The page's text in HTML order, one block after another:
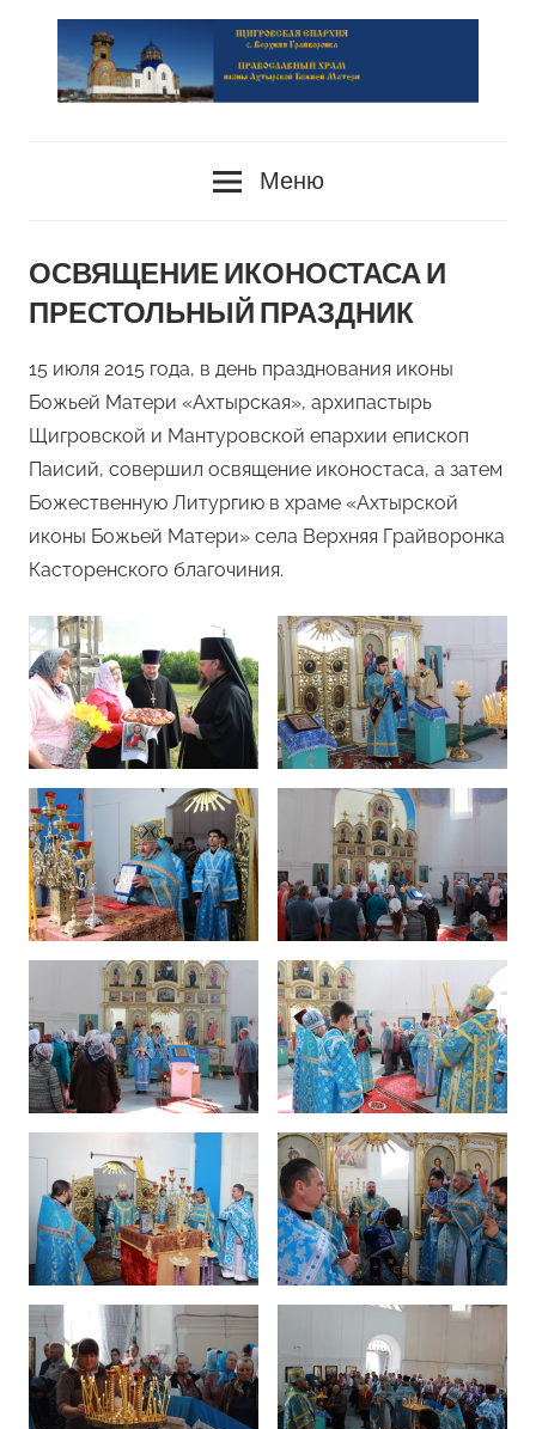
Перейти
содержимому
HRAM.RU
Меню
ОСВЯЩЕНИЕ ИКОНОСТАСА И
ПРЕСТОЛЬНЫЙ ПРАЗДНИК
15 июля 2015 года, в день празднования иконы
Божьей Матери «Ахтырская», архипастырь
Щигровской и Мантуровской епархии епископ
Паисий, совершил освящение иконостаса, а затем
Божественную Литургию в храме «Ахтырской
иконы Божьей Матери» села Верхняя Грайворонка
Касторенского благочиния.